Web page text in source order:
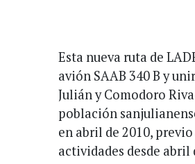
Esta nueva ruta de
avión SAAB 340 B y
Julián y Comodoro
población
en abril de 2010,
actividades desde abril